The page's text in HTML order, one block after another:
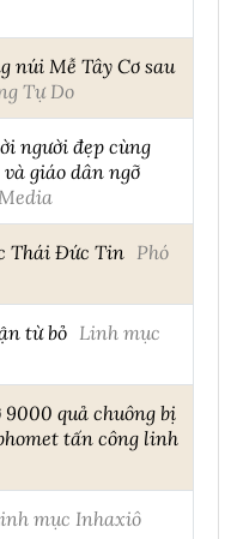
núi Mễ Tây Cơ sau
Tự Do
người đẹp cùng
giáo dân ngỡ
Thái Đức Tin Phó
từ bỏ Linh mục
quả chuông bị
tấn công linh
mục Inhaxiô